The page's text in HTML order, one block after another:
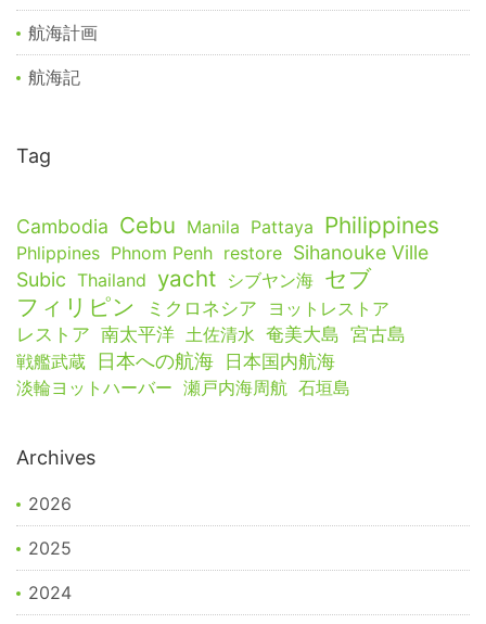
航海計画
航海記
Tag
Cambodia Cebu Manila Pattaya Philippines
Phlippines Phnom Penh restore Sihanouke Ville
Subic Thailand yacht シブヤン海 セブ
フィリピン ミクロネシア
ヨットレストア
レストア 南太平洋 土佐清水 奄美大島 宮古島
戦艦武蔵 日本への航海 日本国内航海
淡輪ヨットハーバー 瀬戸内海周航 石垣島
Archives
2026
2025
2024